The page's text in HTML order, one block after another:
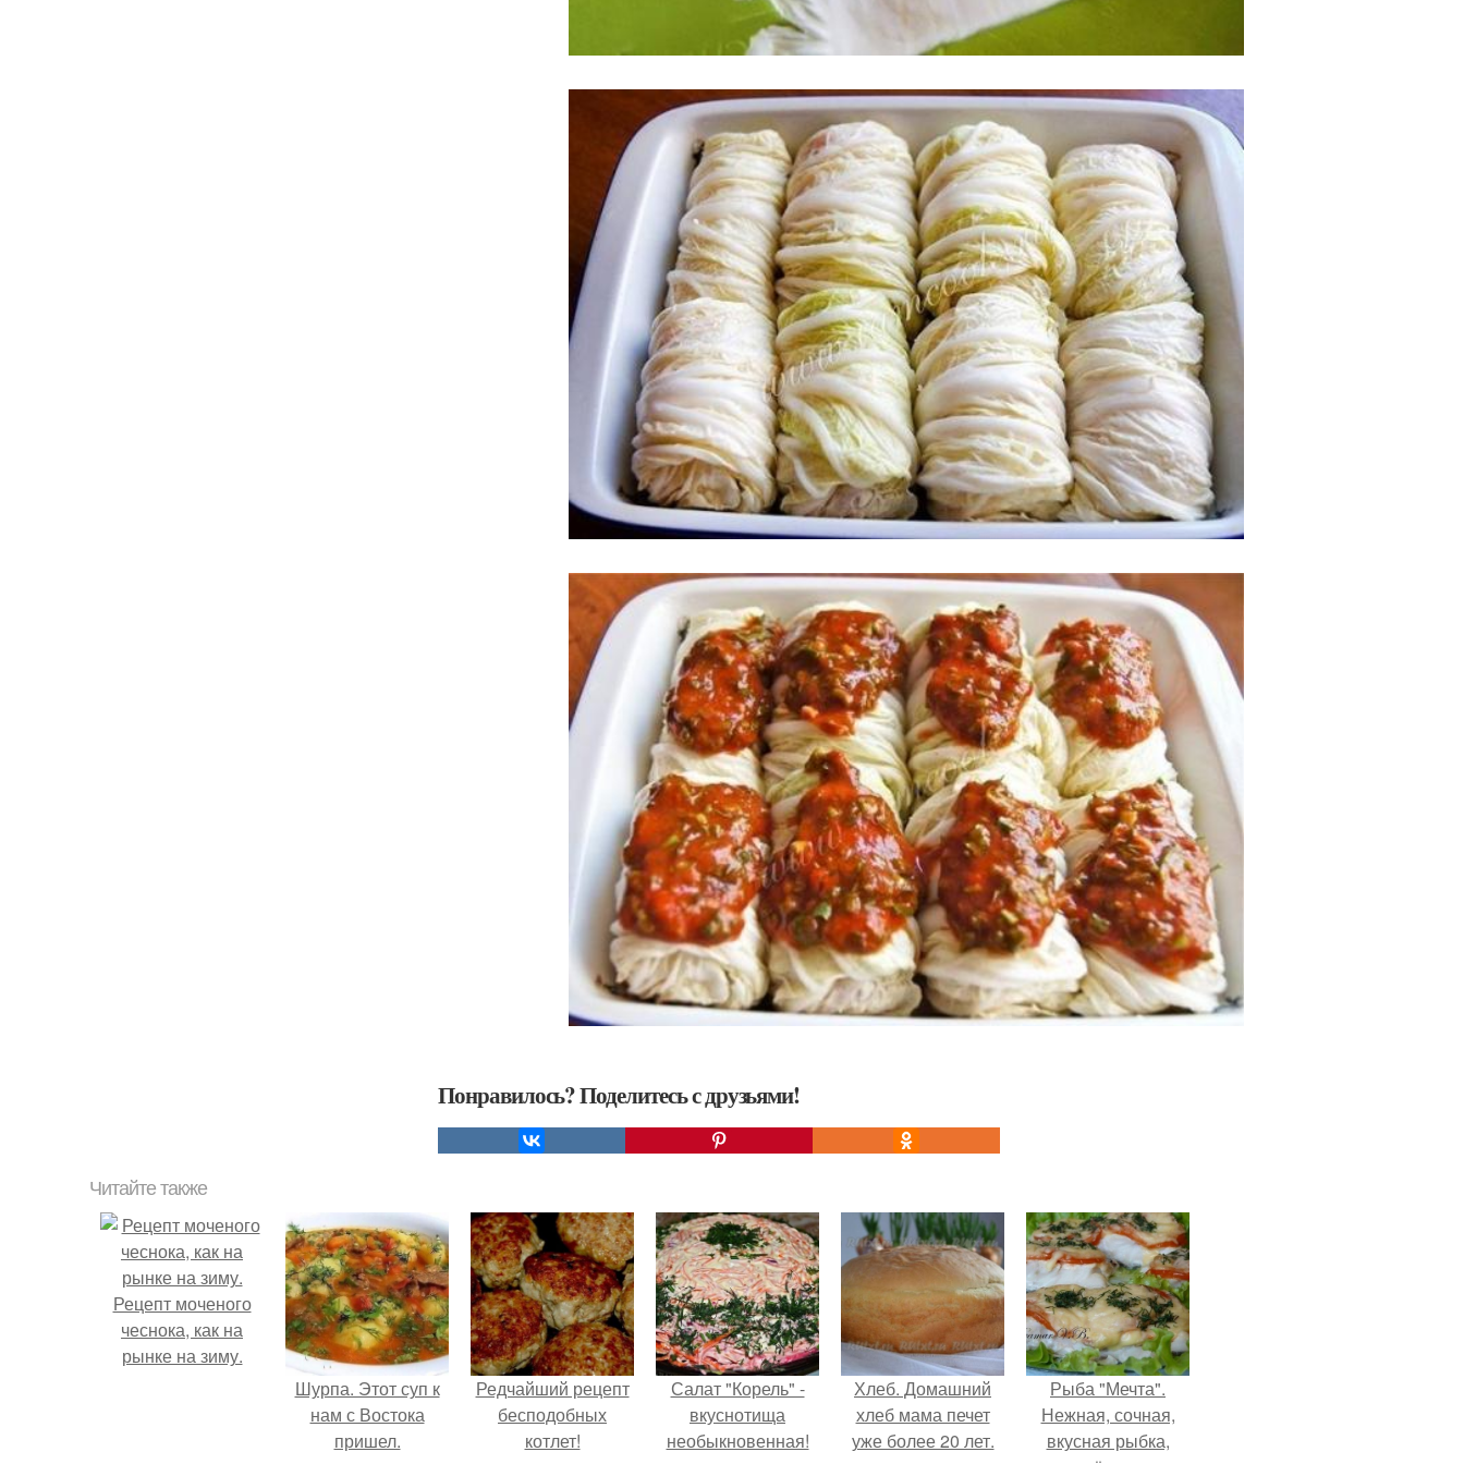
Понравилось? Поделитесь с друзьями!
Читайте также
Рецепт моченого
чеснока, как на
рынке на зиму.
Шурпа. Этот суп к
нам с Востока
пришел.
Редчайший рецепт
бесподобных
котлет!
Салат "Корель" -
вкуснотища
необыкновенная!
Хлеб. Домашний
хлеб мама печет
уже более 20 лет.
Рыба "Мечта".
Нежная, сочная,
вкусная рыбка,